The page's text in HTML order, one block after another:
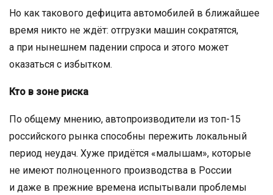
Но как такового дефицита автомобилей в ближайшее
время никто не ждёт: отгрузки машин сократятся,
а при нынешнем падении спроса и этого может
оказаться с избытком.
Кто в зоне риска
По общему мнению, автопроизводители из топ-15
российского рынка способны пережить локальный
период неудач. Хуже придётся «малышам», которые
не имеют полноценного производства в России
и даже в прежние времена испытывали проблемы